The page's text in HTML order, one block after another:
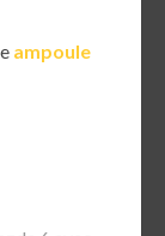
ampoule